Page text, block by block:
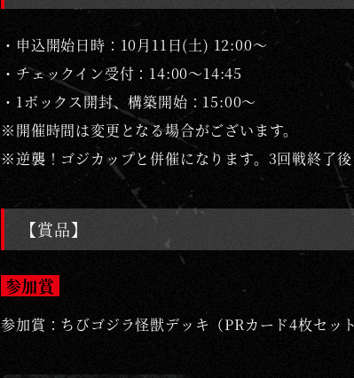
・申込開始日時：10月11日(土) 12:00～
・チェックイン受付：14:00～14:45
・1ボックス開封、構築開始：15:00～
※開催時間は変更となる場合がございます。
※逆襲！ゴジカップと併催になります。3回戦終了後
【賞品】
参加賞
参加賞：ちびゴジラ怪獣デッキ（PRカード4枚セット